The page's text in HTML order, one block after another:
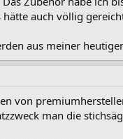
auch völlig
aus meiner
von
man die